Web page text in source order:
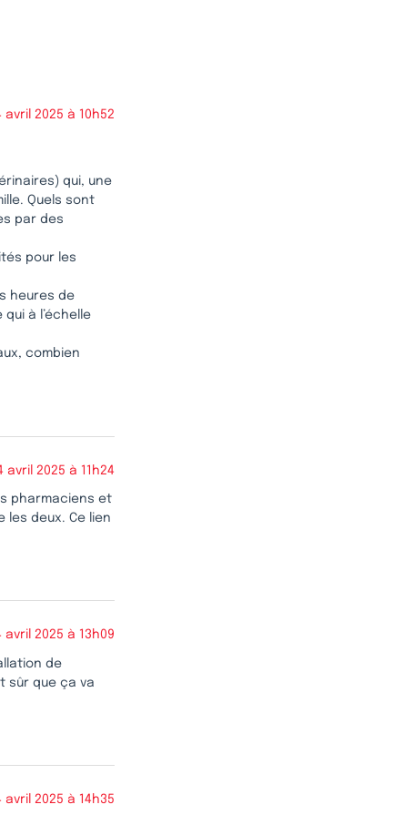
avril 2025 à 10h52
qui, une
Quels sont
par des
pour les
heures de
à l’échelle
combien
avril 2025 à 11h24
pharmaciens et
les deux. Ce lien
avril 2025 à 13h09
de
sûr que ça va
avril 2025 à 14h35